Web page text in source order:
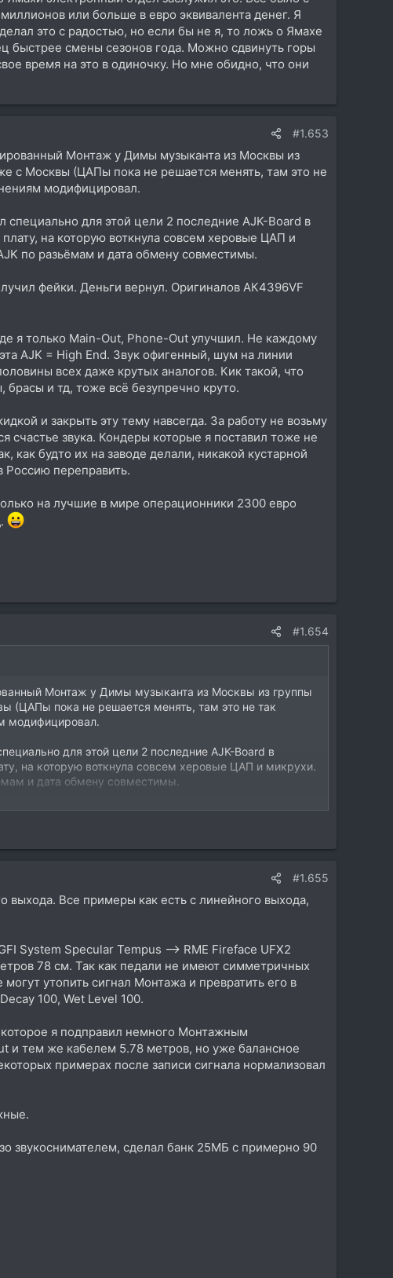
или больше в евро эквивалента денег. Я
это с радостью, но если бы не я, то ложь о Ямахе
быстрее смены сезонов года. Можно сдвинуть горы
время на это в одиночку. Но мне обидно, что они
#1.653
Монтаж у Димы музыканта из Москвы из
с Москвы (ЦАПы пока не решается менять, там это не
модифицировал.
для этой цели 2 последние AJK-Board в
на которую воткнула совсем херовые ЦАП и
по разьёмам и дата обмену совместимы.
фейки. Деньги вернул. Оригиналов АК4396VF
я только Main-Out, Phone-Out улучшил. Не каждому
AJK = High End. Звук офигенный, шум на линии
всех даже крутых аналогов. Кик такой, что
брасы и тд, тоже всё безупречно круто.
и закрыть эту тему навсегда. За работу не возьму
счастье звука. Кондеры которые я поставил тоже не
как будто их на заводе делали, никакой кустарной
Россию переправить.
на лучшие в мире операционники 2300 евро
#1.654
Монтаж у Димы музыканта из Москвы из группы
(ЦАПы пока не решается менять, там это не так
модифицировал.
для этой цели 2 последние AJK-Board в
на которую воткнула совсем херовые ЦАП и микрухи.
и дата обмену совместимы.
фейки. Деньги вернул. Оригиналов АК4396VF
= High End. Звук офигенный, шум на линии -120dB,
даже крутых аналогов. Кик такой, что соседи из дома
безупречно круто.
звука. Кондеры которые я поставил тоже не Китай, а
на заводе делали, никакой кустарной работы никто
на лучшие в мире операционники 2300 евро потратил.
#1.655
Все примеры как есть с линейного выхода,
System Specular Tempus --> RME Fireface UFX2
78 см. Так как педали не имеют симметричных
утопить сигнал Монтажа и превратить его в
100, Wet Level 100.
я подправил немного Монтажным
и тем же кабелем 5.78 метров, но уже балансное
примерах после записи сигнала нормализовал
звукоснимателем, сделал банк 25МБ с примерно 90